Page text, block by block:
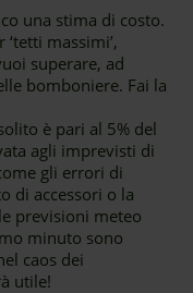
una stima di costo.
massimi’,
superare, ad
bomboniere. Fai la
è pari al 5% del
agli imprevisti di
gli errori di
di accessori o la
previsioni meteo
minuto sono
caos dei
utile!